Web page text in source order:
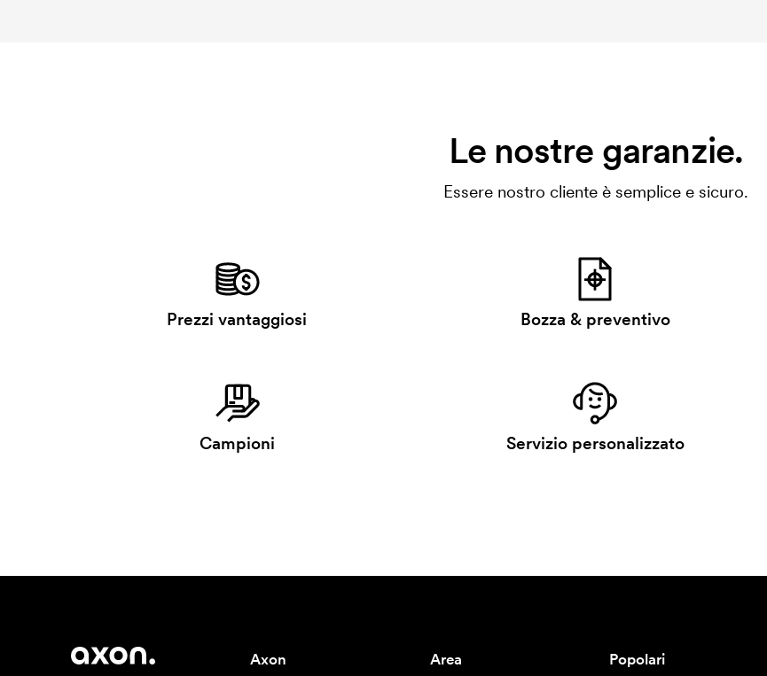
Le nostre garanzie.
Essere nostro cliente è semplice e sicuro.
Prezzi vantaggiosi Bozza & preventivo
Campioni Servizio personalizzato
Axon
Area
Popolari